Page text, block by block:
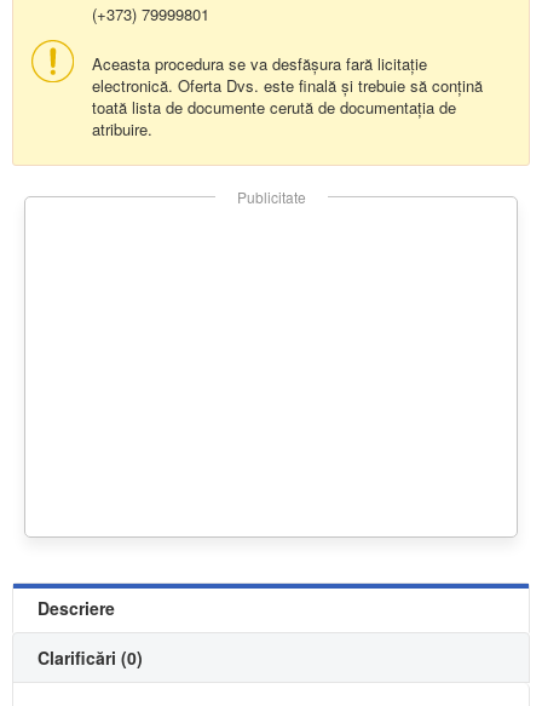
(+373) 79999801
Aceasta procedura se va desfășura fară licitație
electronică. Oferta Dvs. este finală și trebuie să conțină
toată lista de documente cerută de documentația de
atribuire.
Publicitate
Descriere
Clarificări (0)